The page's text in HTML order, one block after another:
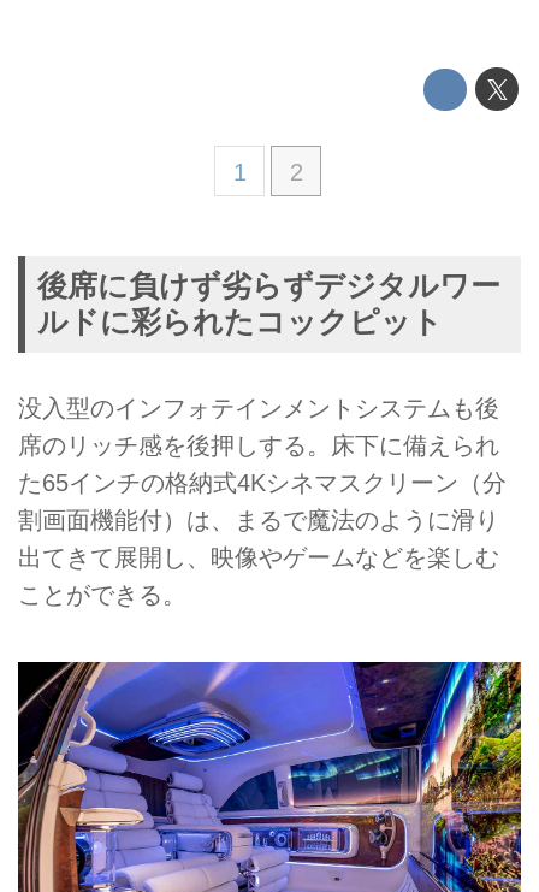
1 2
後席に負けず劣らずデジタルワー
ルドに彩られたコックピット
没入型のインフォテインメントシステムも後
席のリッチ感を後押しする。床下に備えられ
た65インチの格納式4Kシネマスクリーン（分
割画面機能付）は、まるで魔法のように滑り
出てきて展開し、映像やゲームなどを楽しむ
ことができる。